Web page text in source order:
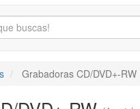
Grabadoras CD/DVD+-RW